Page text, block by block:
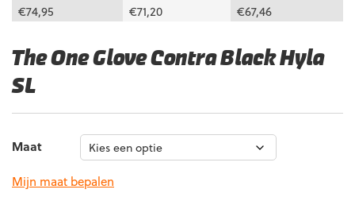
The One Glove Contra Black Hyla
SL
€74,95 €71,20 €67,46
Maat
Mijn maat bepalen